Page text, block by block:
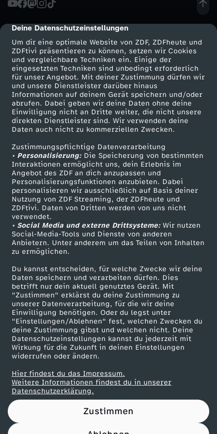
cmp-dialog-description
Deine Datenschutzeinstellungen
Um dir eine optimale Website von ZDF, ZDFheute und
ZDFtivi präsentieren zu können, setzen wir Cookies
und vergleichbare Techniken ein. Einige der
eingesetzten Techniken sind unbedingt erforderlich
für unser Angebot. Mit deiner Zustimmung dürfen wir
und unsere Dienstleister darüber hinaus
Informationen auf deinem Gerät speichern und/oder
abrufen. Dabei geben wir deine Daten ohne deine
Einwilligung nicht an Dritte weiter, die nicht unsere
direkten Dienstleister sind. Wir verwenden deine
Daten auch nicht zu kommerziellen Zwecken.
Zustimmungspflichtige Datenverarbeitung
• Personalisierung:Die Speicherung von bestimmten
Interaktionen ermöglicht uns, dein Erlebnis im
Angebot des ZDF an dich anzupassen und
Personalisierungsfunktionen anzubieten. Dabei
personalisieren wir ausschließlich auf Basis deiner
Nutzung von ZDF Streaming, der ZDFheute und
ZDFtivi. Daten von Dritten werden von uns nicht
verwendet.
• Social Media und externe Drittsysteme:Wir nutzen
Social-Media-Tools und Dienste von anderen
Anbietern. Unter anderem um das Teilen von Inhalten
zu ermöglichen.
Du kannst entscheiden, für welche Zwecke wir deine
Daten speichern und verarbeiten dürfen. Dies
betrifft nur dein aktuell genutztes Gerät. Mit
"Zustimmen" erklärst du deine Zustimmung zu
unserer Datenverarbeitung, für die wir deine
Einwilligung benötigen. Oder du legst unter
"Einstellungen/Ablehnen" fest, welchen Zwecken du
deine Zustimmung gibst und welchen nicht. Deine
Datenschutzeinstellungen kannst du jederzeit mit
Wirkung für die Zukunft in deinen Einstellungen
widerrufen oder ändern.
Hier findest du das Impressum.
Weitere Informationen findest du in unserer
Datenschutzerklärung.
Zustimmen
p
p
l
e
A
p
p
l
e
P
e
n
(
V
I
D
E
Mehr ZDF
ZDF-Apps
Smart TV
ZDFtext
Livestreams
Sendungen A-Z
TV-Programm
Service
ZDFmitreden
Kontakt zum ZDF
Tickets
Zuschauerservice
Hilfe
ZDF Unternehmen
Karriere
ZDF goes Schule
Werbefernsehen
Mainzelmännchen
Partner